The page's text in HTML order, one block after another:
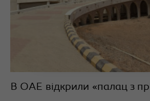
В ОАЕ відкрили «палац з